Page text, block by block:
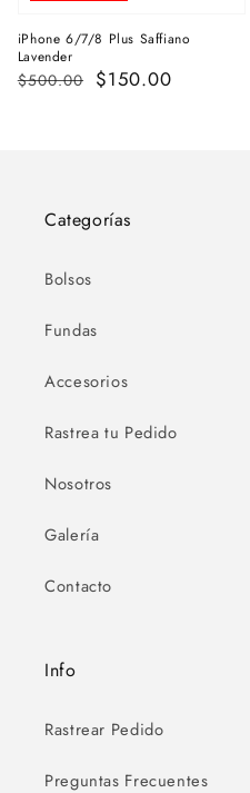
iPhone 6/7/8 Plus Saffiano
Lavender
Precio
$500.00
Precio
$150.00
Categorías
Bolsos
Fundas
Accesorios
Rastrea tu Pedido
Nosotros
Galería
Contacto
Info
Rastrear Pedido
Preguntas Frecuentes